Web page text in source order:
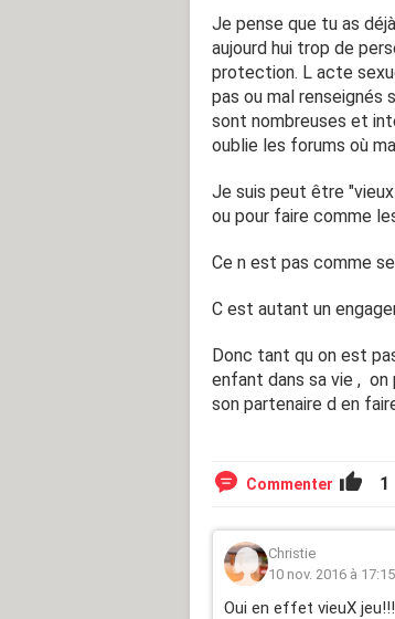
Je pense que tu as
aujourd hui trop de
protection. L acte
pas ou mal renseignés
sont nombreuses et
oublie les forums où
Je suis peut être
ou pour faire comme
Ce n est pas comme
C est autant un
Donc tant qu on est
enfant dans sa vie , on
son partenaire d en
Commenter 1
Christie
10 nov. 2016 à 17:15
Oui en effet vieuX